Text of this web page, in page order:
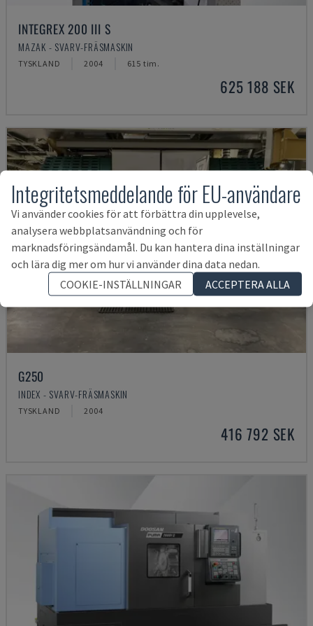
INTEGREX 200 III S
MAZAK - SVARV-FRÄSMASKIN
TYSKLAND 2004 615 tim.
625 188 SEK
G250
INDEX - SVARV-FRÄSMASKIN
TYSKLAND 2004
416 792 SEK
Integritetsmeddelande för EU-användare
Vi använder cookies för att förbättra din upplevelse,
analysera webbplatsanvändning och för
marknadsföringsändamål. Du kan hantera dina inställningar
och lära dig mer om hur vi använder dina data nedan.
COOKIE-INSTÄLLNINGAR
ACCEPTERA ALLA